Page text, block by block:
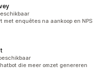
enquêtes na aankoop en NPS
die meer omzet genereren